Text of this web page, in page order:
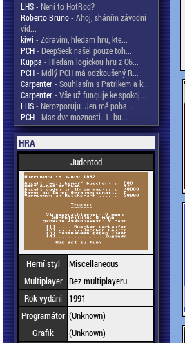
LHS- Není to HotRod?
Roberto Bruno- Ahoj, sháním závodní
vid...
kiwi - Zdravim, hledam hru, kte...
PCH- DeepSeek našel pouze toh...
Kuppa - Hledám logickou hru z C6...
PCH- Mdlý PCH má odzkoušený R...
Carpenter- Souhlasím s Patrikem a k...
Carpenter- Vše už funguje ke spokoj...
LHS- Nerozporuju. Jen mě poba...
PCH- Mas dve moznosti. 1. bu...
HRA
Judentod
Herní styl
Miscellaneous
Multiplayer Bez multiplayeru
Rok vydání
1991
Programátor (Unknown)
Grafik
(Unknown)